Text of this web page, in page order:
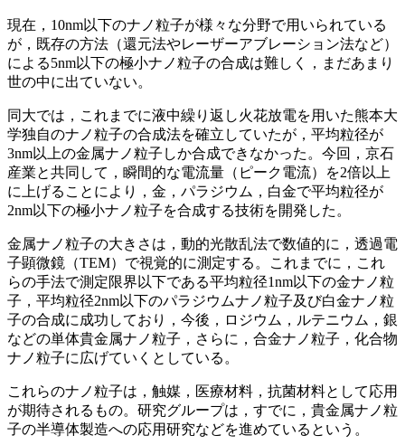
現在，10nm以下のナノ粒子が様々な分野で用いられている
が，既存の方法（還元法やレーザーアブレーション法など）
による5nm以下の極小ナノ粒子の合成は難しく，まだあまり
世の中に出ていない。
同大では，これまでに液中繰り返し火花放電を用いた熊本大
学独自のナノ粒子の合成法を確立していたが，平均粒径が
3nm以上の金属ナノ粒子しか合成できなかった。今回，京石
産業と共同して，瞬間的な電流量（ピーク電流）を2倍以上
に上げることにより，金，パラジウム，白金で平均粒径が
2nm以下の極小ナノ粒子を合成する技術を開発した。
金属ナノ粒子の大きさは，動的光散乱法で数値的に，透過電
子顕微鏡（TEM）で視覚的に測定する。これまでに，これ
らの手法で測定限界以下である平均粒径1nm以下の金ナノ粒
子，平均粒径2nm以下のパラジウムナノ粒子及び白金ナノ粒
子の合成に成功しており，今後，ロジウム，ルテニウム，銀
などの単体貴金属ナノ粒子，さらに，合金ナノ粒子，化合物
ナノ粒子に広げていくとしている。
これらのナノ粒子は，触媒，医療材料，抗菌材料として応用
が期待されるもの。研究グループは，すでに，貴金属ナノ粒
子の半導体製造への応用研究などを進めているという。